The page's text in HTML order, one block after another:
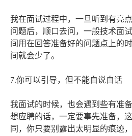
我在面试过程中，一旦听到有亮
问题后，顺口去问，一般技术面
间用在回答准备好的问题点上的
间就会少了。
7.你可以引导，但不能自说自话
我面试的时候，也会遇到些有准
想应聘的话，一定要事先准备，
同，你只要别露出太明显的痕迹